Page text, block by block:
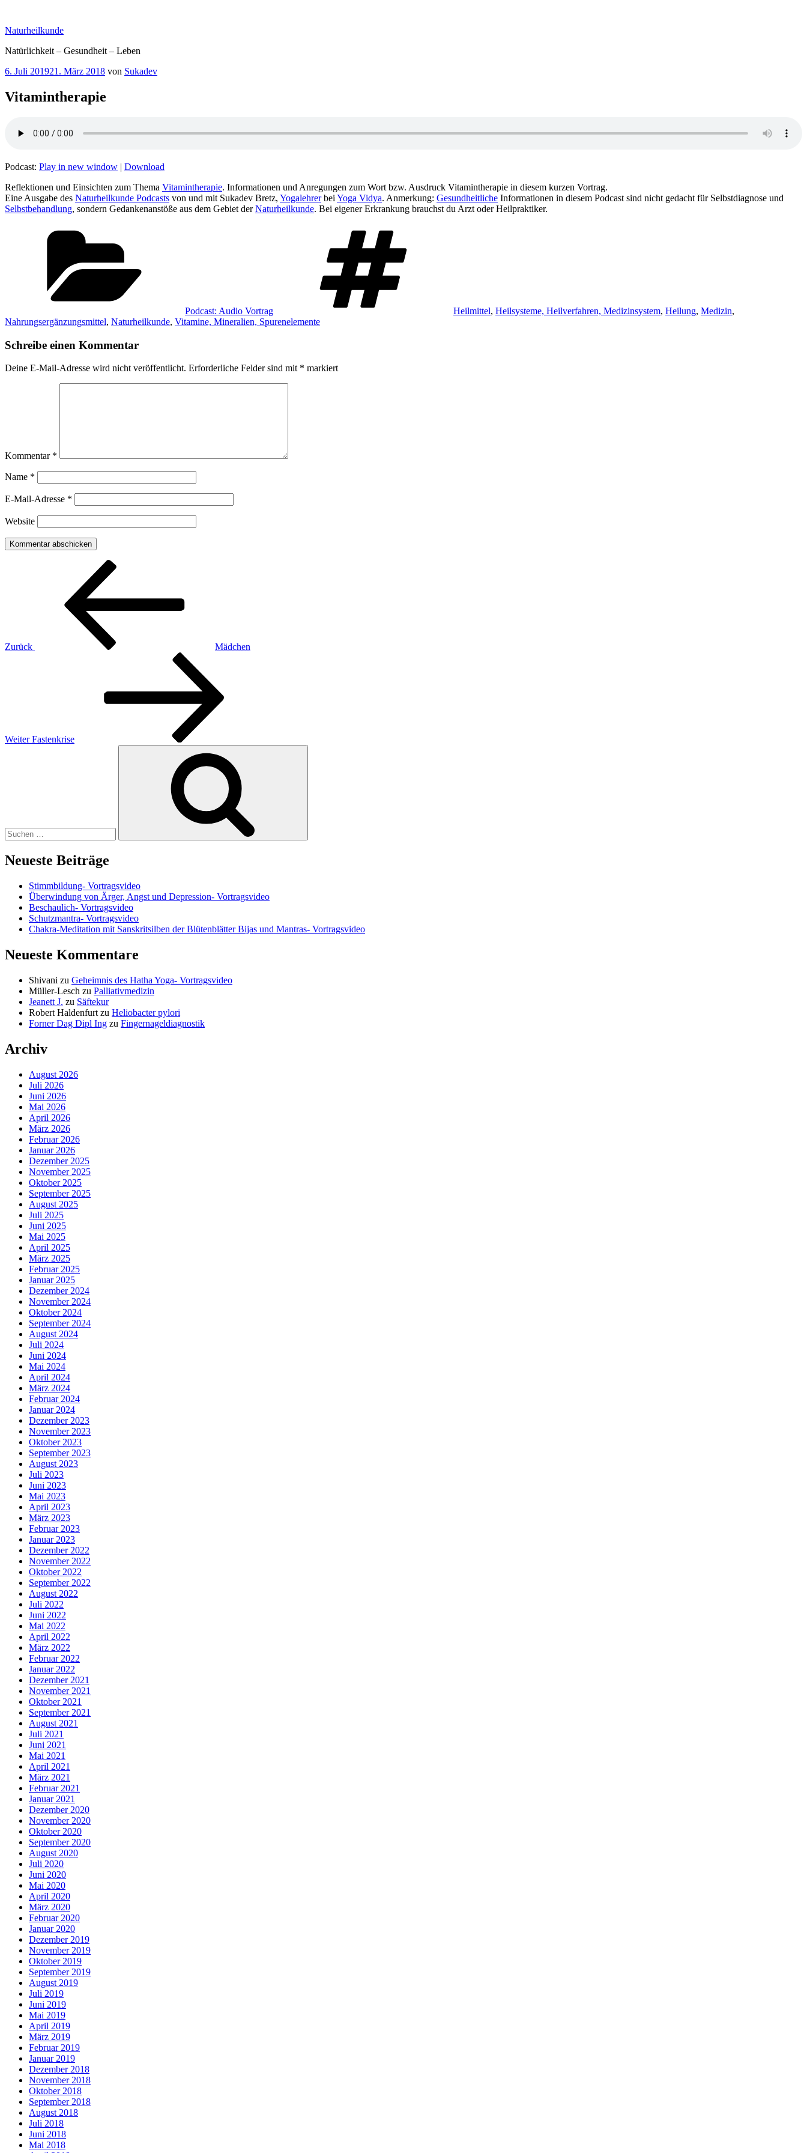
springen
Naturheilkunde
Natürlichkeit – Gesundheit – Leben
Veröffentlicht
6. Juli 201921. März 2018 von Sukadev
Vitamintherapie
Podcast: Play in new window | Download
Reflektionen und Einsichten zum Thema Vitamintherapie. Informationen und Anregungen zum Wort bzw. Ausdruck Vitamintherapie in diesem kurzen Vortrag.
Eine Ausgabe des Naturheilkunde Podcasts von und mit Sukadev Bretz, Yogalehrerbei Yoga Vidya. Anmerkung: Gesundheitliche Informationen in diesem Podcast sind nicht gedacht für Selbstdiagnose und
Selbstbehandlung, sondern Gedankenanstöße aus dem Gebiet derNaturheilkunde. Bei eigener Erkrankung brauchst du Arzt oder Heilpraktiker.
Podcast: Audio Vortrag Heilmittel, Heilsysteme, Heilverfahren, Medizinsystem, Heilung, Medizin,
Nahrungsergänzungsmittel, Naturheilkunde, Vitamine, Mineralien, Spurenelemente
Schreibe einen Kommentar
Deine E-Mail-Adresse wird nicht veröffentlicht. Erforderliche Felder sind mit * markiert
Kommentar *
Name *
E-Mail-Adresse *
Website
Beitragsnavigation
Zurück
Mädchen
Weiter Fastenkrise
Neueste Beiträge
Stimmbildung- Vortragsvideo
Überwindung von Ärger, Angst und Depression- Vortragsvideo
Beschaulich- Vortragsvideo
Schutzmantra- Vortragsvideo
Chakra-Meditation mit Sanskritsilben der Blütenblätter Bijas und Mantras- Vortragsvideo
Neueste Kommentare
Shivani zu Geheimnis des Hatha Yoga- Vortragsvideo
Müller-Lesch zu Palliativmedizin
Jeanett J. zu Säftekur
Robert Haldenfurt zu Heliobacter pylori
Forner Dag Dipl Ing zu Fingernageldiagnostik
Archiv
August 2026
Juli 2026
Juni 2026
Mai 2026
April 2026
März 2026
Februar 2026
Januar 2026
Dezember 2025
November 2025
Oktober 2025
September 2025
August 2025
Juli 2025
Juni 2025
Mai 2025
April 2025
März 2025
Februar 2025
Januar 2025
Dezember 2024
November 2024
Oktober 2024
September 2024
August 2024
Juli 2024
Juni 2024
Mai 2024
April 2024
März 2024
Februar 2024
Januar 2024
Dezember 2023
November 2023
Oktober 2023
September 2023
August 2023
Juli 2023
Juni 2023
Mai 2023
April 2023
März 2023
Februar 2023
Januar 2023
Dezember 2022
November 2022
Oktober 2022
September 2022
August 2022
Juli 2022
Juni 2022
Mai 2022
April 2022
März 2022
Februar 2022
Januar 2022
Dezember 2021
November 2021
Oktober 2021
September 2021
August 2021
Juli 2021
Juni 2021
Mai 2021
April 2021
März 2021
Februar 2021
Januar 2021
Dezember 2020
November 2020
Oktober 2020
September 2020
August 2020
Juli 2020
Juni 2020
Mai 2020
April 2020
März 2020
Februar 2020
Januar 2020
Dezember 2019
November 2019
Oktober 2019
September 2019
August 2019
Juli 2019
Juni 2019
Mai 2019
April 2019
März 2019
Februar 2019
Januar 2019
Dezember 2018
November 2018
Oktober 2018
September 2018
August 2018
Juli 2018
Juni 2018
Mai 2018